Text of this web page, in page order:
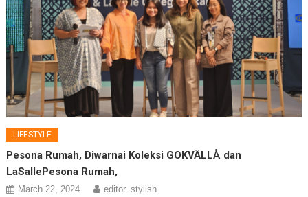
LIFESTYLE
Pesona Rumah, Diwarnai Koleksi GOKVÄLLÅ dan
LaSallePesona Rumah,
March 22, 2024 editor_stylish